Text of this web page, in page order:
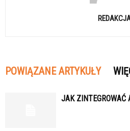
POWIĄZANE ARTYKUŁY
JAK ZINTEGROWAĆ